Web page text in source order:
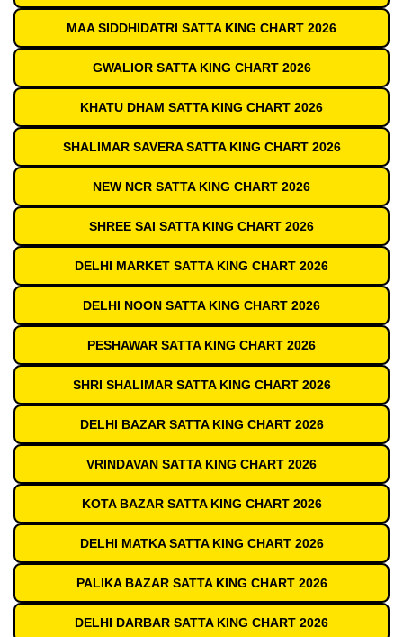
MAA SIDDHIDATRI SATTA KING CHART 2026
GWALIOR SATTA KING CHART 2026
KHATU DHAM SATTA KING CHART 2026
SHALIMAR SAVERA SATTA KING CHART 2026
NEW NCR SATTA KING CHART 2026
SHREE SAI SATTA KING CHART 2026
DELHI MARKET SATTA KING CHART 2026
DELHI NOON SATTA KING CHART 2026
PESHAWAR SATTA KING CHART 2026
SHRI SHALIMAR SATTA KING CHART 2026
DELHI BAZAR SATTA KING CHART 2026
VRINDAVAN SATTA KING CHART 2026
KOTA BAZAR SATTA KING CHART 2026
DELHI MATKA SATTA KING CHART 2026
PALIKA BAZAR SATTA KING CHART 2026
DELHI DARBAR SATTA KING CHART 2026